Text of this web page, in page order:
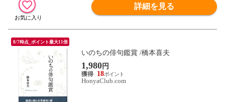
詳細を見る
8/7時点_ポイント最大11倍
いのちの俳句鑑賞 /橋本喜夫
1,980円
18
HonyaClub.com